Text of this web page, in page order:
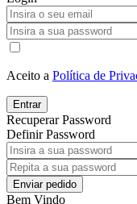
Aceito a Política de
Entrar
Recuperar Password
Definir Password
Enviar pedido
Bem Vindo